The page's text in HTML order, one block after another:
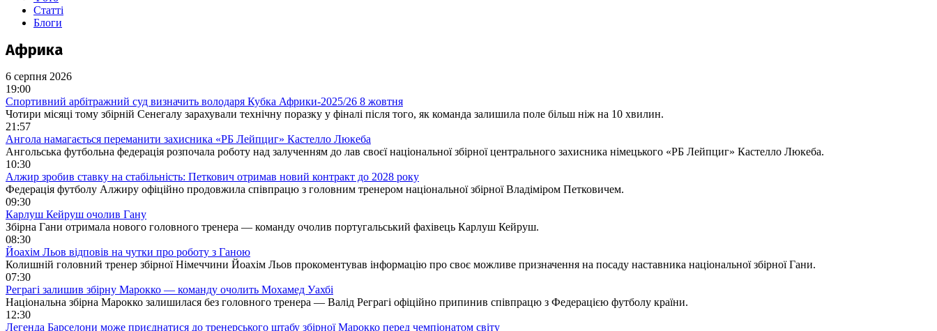
Статті
Блоги
Африка
6 серпня 2026
19:00
Спортивний арбітражний суд визначить володаря Кубка Африки-2025/26 8 жовтня
Чотири місяці тому збірній Сенегалу зарахували технічну поразку у фіналі після того, як команда залишила поле більш ніж на 10 хвилин.
21:57
Ангола намагається переманити захисника «РБ Лейпциг» Кастелло Люкеба
Ангольська футбольна федерація розпочала роботу над залученням до лав своєї національної збірної центрального захисника німецького «РБ Лейпциг» Кастелло Люкеба.
10:30
Алжир зробив ставку на стабільність: Петкович отримав новий контракт до 2028 року
Федерація футболу Алжиру офіційно продовжила співпрацю з головним тренером національної збірної Владіміром Петковичем.
09:30
Карлуш Кейруш очолив Гану
Збірна Гани отримала нового головного тренера — команду очолив португальський фахівець Карлуш Кейруш.
08:30
Йоахім Льов відповів на чутки про роботу з Ганою
Колишній головний тренер збірної Німеччини Йоахім Льов прокоментував інформацію про своє можливе призначення на посаду наставника національної збірної Гани.
07:30
Реграгі залишив збірну Марокко — команду очолить Мохамед Уахбі
Національна збірна Марокко залишилася без головного тренера — Валід Реграгі офіційно припинив співпрацю з Федерацією футболу країни.
12:30
Легенда Барселони може приєднатися до тренерського штабу збірної Марокко перед чемпіонатом світу